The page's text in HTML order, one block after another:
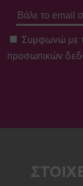
Συμφωνώ με
προσωπικών